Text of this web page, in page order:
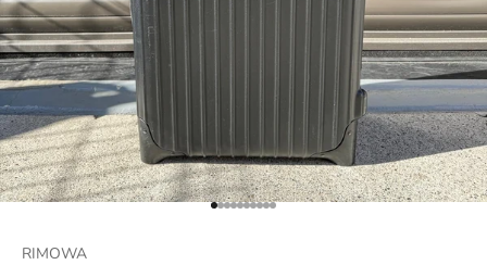
項目に移動する 1
項目に移動する 2
項目に移動する 3
項目に移動する 4
項目に移動する 5
項目に移動する 6
項目に移動する 7
項目に移動する 8
項目に移動する 9
項目に移動する 10
RIMOWA